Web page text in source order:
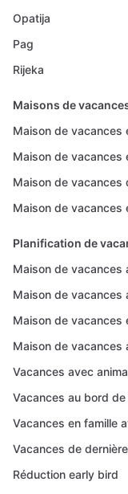
Opatija
Pag
Rijeka
Maisons de
Maison de vacances
Maison de vacances
Maison de vacances
Maison de vacances
Planification de
Maison de vacances
Maison de vacances
Maison de vacances
Maison de vacances
Vacances avec
Vacances au bord de
Vacances en famille
Vacances de
Réduction early bird